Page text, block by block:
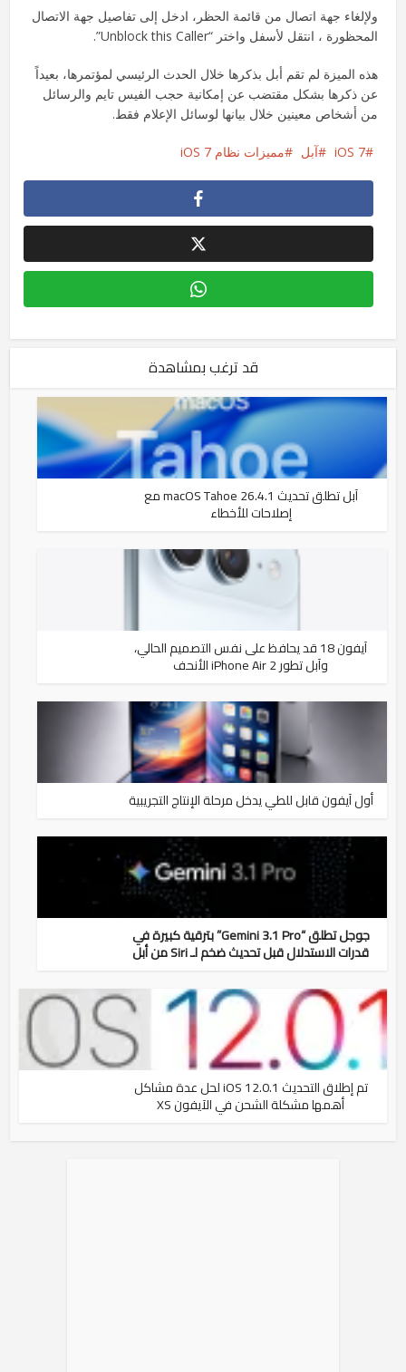
ولإلغاء جهة اتصال من قائمة الحظر، ادخل إلى تفاصيل جهة الاتصال
المحظورة ، انتقل لأسفل واختر “Unblock this Caller”.
هذه الميزة لم تقم أبل بذكرها خلال الحدث الرئيسي لمؤتمرها، بعيداً
عن ذكرها بشكل مقتضب عن إمكانية حجب الفيس تايم والرسائل
من أشخاص معينين خلال بيانها لوسائل الإعلام فقط.
iOS 7 آبل مميزات نظام iOS 7
قد ترغب بمشاهدة
آبل تطلق تحديث macOS Tahoe 26.4.1 مع
إصلاحات للأخطاء
آيفون 18 قد يحافظ على نفس التصميم الحالي،
وآبل تطور iPhone Air 2 الأنحف
أول آيفون قابل للطي يدخل مرحلة الإنتاج التجريبية
جوجل تطلق “Gemini 3.1 Pro” بترقية كبيرة في
قدرات الاستدلال قبل تحديث ضخم لـ Siri من أبل
تم إطلاق التحديث iOS 12.0.1 لحل عدة مشاكل
أهمها مشكلة الشحن في الآيفون XS